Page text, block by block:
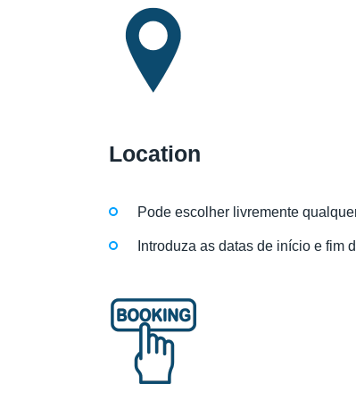
Location
Pode escolher livremente
Introduza as datas de início e fim